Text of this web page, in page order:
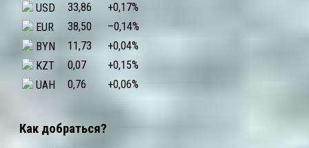
USD
33,86 +0,17%
EUR
38,50 –0,14%
BYN
11,73 +0,04%
KZT
0,07 +0,15%
UAH
0,76 +0,06%
Как добраться?